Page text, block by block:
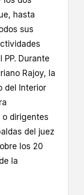
hasta
sus
Durante
Rajoy, la
del Interior
dirigentes
del juez
los 20
la